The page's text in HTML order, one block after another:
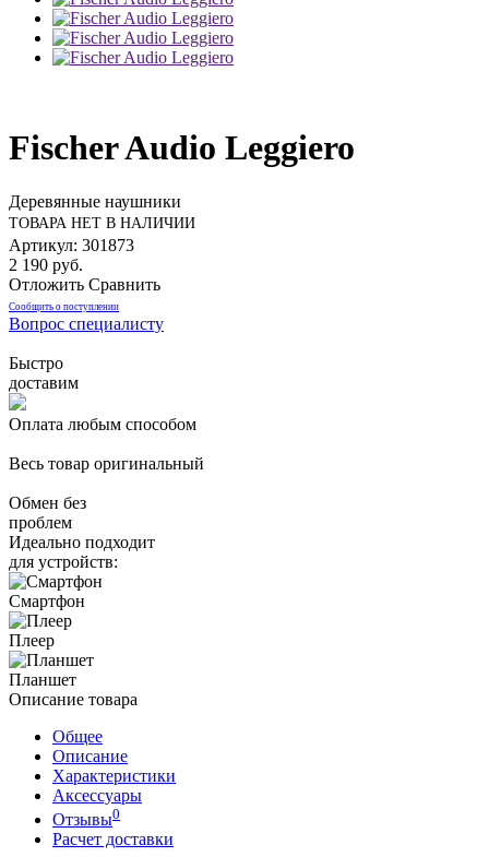
Fischer Audio Leggiero
Деревянные наушники
ТОВАРА НЕТ В НАЛИЧИИ
Артикул: 301873
2 190 руб.
Отложить Сравнить
Сообщить о поступлении
Вопрос специалисту
Быстро
доставим
Оплата любым способом
Весь товар оригинальный
Обмен без
проблем
Идеально подходит
для устройств:
Смартфон
Плеер
Планшет
Описание товара
Общее
Описание
Характеристики
Аксессуары
Отзывы0
Расчет доставки